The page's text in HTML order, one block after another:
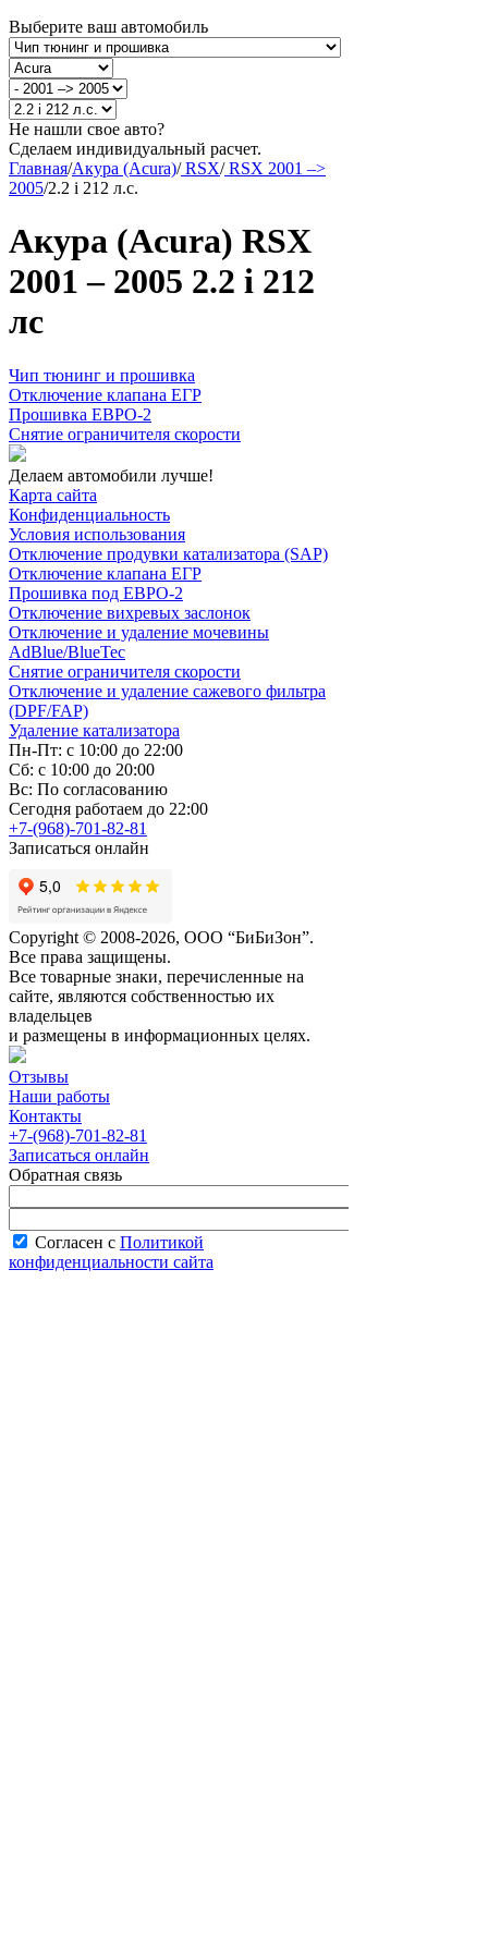
Выберите ваш автомобиль
Не нашли свое авто?
Сделаем индивидуальный расчет.
Главная/Акура (Acura)/RSX/RSX 2001 –>
2005/2.2 i 212 л.с.
Акура (Acura) RSX
2001 – 2005 2.2 i 212
лс
Чип тюнинг и прошивка
Отключение клапана ЕГР
Прошивка ЕВРО-2
Снятие ограничителя скорости
Делаем автомобили лучше!
Карта сайта
Конфиденциальность
Условия использования
Отключение продувки катализатора (SAP)
Отключение клапана ЕГР
Прошивка под ЕВРО-2
Отключение вихревых заслонок
Отключение и удаление мочевины
AdBlue/BlueTec
Снятие ограничителя скорости
Отключение и удаление сажевого фильтра
(DPF/FAP)
Удаление катализатора
Пн-Пт: с 10:00 до 22:00
Сб: с 10:00 до 20:00
Вс: По согласованию
Сегодня работаем до 22:00
+7-(968)-701-82-81
Записаться онлайн
Copyright © 2008-2026, ООО “БиБиЗон”.
Все права защищены.
Все товарные знаки, перечисленные на
сайте, являются собственностью их
владельцев
и размещены в информационных целях.
Отзывы
Наши работы
Контакты
+7-(968)-701-82-81
Записаться онлайн
Обратная связь
Согласен с Политикой
конфиденциальности сайта